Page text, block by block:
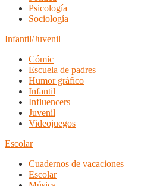
Psicología
Sociología
Infantil/Juvenil
Cómic
Escuela de padres
Humor gráfico
Infantil
Influencers
Juvenil
Videojuegos
Escolar
Cuadernos de vacaciones
Escolar